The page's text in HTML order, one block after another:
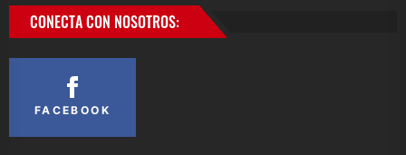
CONECTA CON NOSOTROS:
FACEBOOK